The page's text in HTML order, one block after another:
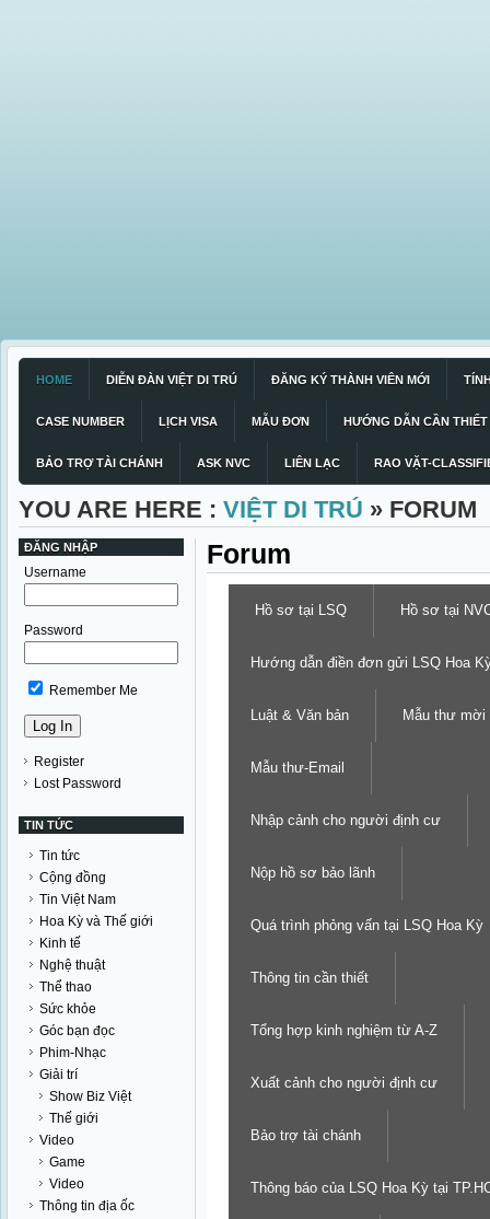
HOME DIỄN ĐÀN VIỆT DI TRÚ ĐĂNG KÝ THÀNH VIÊN MỚI
CASE NUMBER LỊCH VISA MẪU ĐƠN HƯỚNG DẪN CẦN THIẾT
BẢO TRỢ TÀI CHÁNH ASK NVC LIÊN LẠC RAO VẶT-
YOU ARE HERE : VIỆT DI TRÚ » FORUM
ĐĂNG NHẬP
Username
Password
Remember Me
Register
Lost Password
TIN TỨC
Tin tức
Cộng đồng
Tin Việt Nam
Hoa Kỳ và Thế giới
Kinh tế
Nghệ thuật
Thể thao
Sức khỏe
Góc bạn đọc
Phim-Nhạc
Giải trí
Show Biz Việt
Thế giới
Video
Game
Video
Thông tin địa ốc
Forum
Hồ sơ tại LSQ Hồ sơ tại
Hướng dẫn điền đơn gửi LSQ Hoa
Luật & Văn bản Mẫu thư mời
Mẫu thư-Email
Nhập cảnh cho người định cư
Nộp hồ sơ bảo lãnh
Quá trình phỏng vấn tại LSQ Hoa Kỳ
Thông tin cần thiết
Tổng hợp kinh nghiệm từ A-Z
Xuất cảnh cho người định cư
Bảo trợ tài chánh
Thông báo của LSQ Hoa Kỳ tại